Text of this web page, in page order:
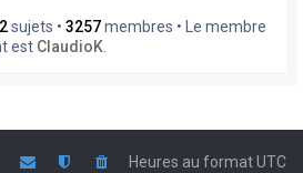
sujets • 3257membres • Le membre
est ClaudioK
Heures au formatUTC